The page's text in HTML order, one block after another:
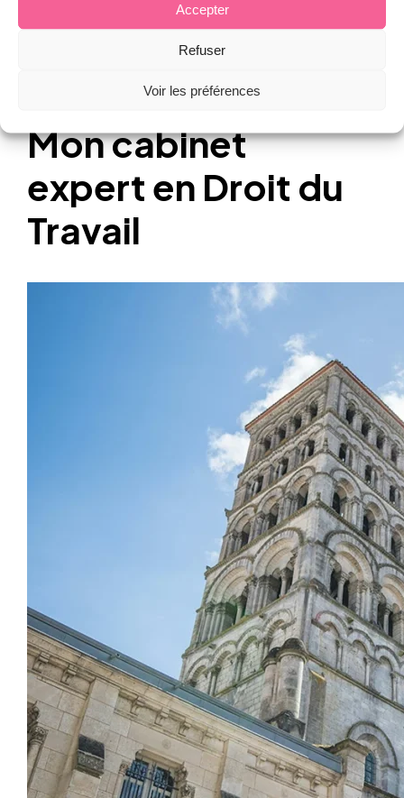
Accepter
Refuser
Voir les préférences
Mon cabinet
expert en Droit du
Travail